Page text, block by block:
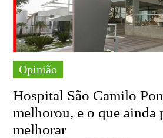
Opinião
Hospital São Camilo
melhorou, e o que ainda
melhorar